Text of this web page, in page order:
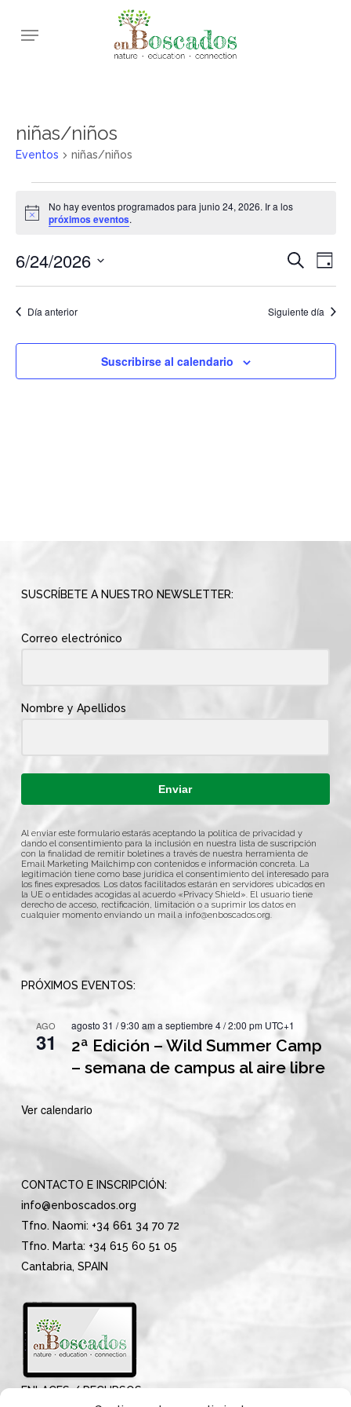
Menu
niñas/niños
Eventos niñas/niños
en
24,
2026
Aviso
No hay eventos programados para junio 24, 2026. Ir a los
próximos eventos.
de
de
Buscar
de
Día
6/24/2026
Día anterior Siguiente día
Suscribirse al calendario
SUSCRÍBETE A NUESTRO NEWSLETTER:
Correo electrónico
Nombre y Apellidos
Enviar
Al enviar este formulario estarás aceptando la política de privacidad y
dando el consentimiento para la inclusión en nuestra lista de suscripción
con la finalidad de remitir boletines a través de nuestra herramienta de
Email Marketing Mailchimp con contenidos e información concreta. La
legitimación tiene como base jurídica el consentimiento del interesado para
los fines expresados. Los datos facilitados estarán en servidores ubicados en
la UE o entidades acogidas al acuerdo «Privacy Shield». El usuario tiene
derecho de acceso, rectificación, limitación o a suprimir los datos en
cualquier momento enviando un mail a info@enboscados.org.
PRÓXIMOS EVENTOS:
AGO
31
agosto 31 / 9:30 ama septiembre 4 / 2:00 pm UTC+1
2ª Edición – Wild Summer Camp
– semana de campus al aire libre
Ver calendario
CONTACTO E INSCRIPCIÓN:
info@enboscados.org
Tfno. Naomi: +34 661 34 70 72
Tfno. Marta: +34 615 60 51 05
Cantabria, SPAIN
ENLACES / RECURSOS